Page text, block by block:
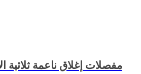
مفصلات إغلاق ناعمة ثلاثية